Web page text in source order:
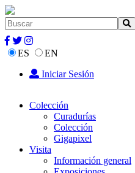
ES
EN
Iniciar Sesión
Colección
Curadurías
Colección
Gigapixel
Visita
Información general